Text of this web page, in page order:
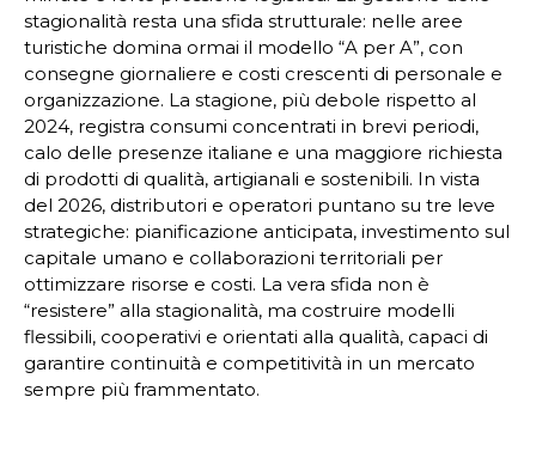
stagionalità resta una sfida strutturale: nelle aree
turistiche domina ormai il modello “A per A”, con
consegne giornaliere e costi crescenti di personale e
organizzazione. La stagione, più debole rispetto al
2024, registra consumi concentrati in brevi periodi,
calo delle presenze italiane e una maggiore richiesta
di prodotti di qualità, artigianali e sostenibili. In vista
del 2026, distributori e operatori puntano su tre leve
strategiche: pianificazione anticipata, investimento sul
capitale umano e collaborazioni territoriali per
ottimizzare risorse e costi. La vera sfida non è
“resistere” alla stagionalità, ma costruire modelli
flessibili, cooperativi e orientati alla qualità, capaci di
garantire continuità e competitività in un mercato
sempre più frammentato.